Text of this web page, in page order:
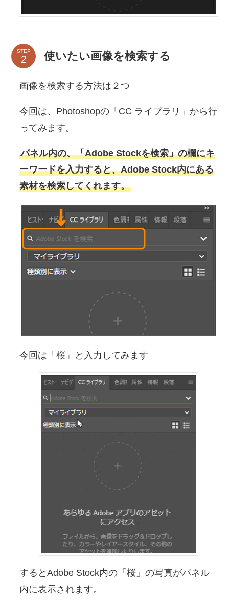
STEP 使いたい画像を検索する
画像を検索する方法は２つ
今回は、Photoshopの「CC ライブラリ」から行
ってみます。
パネル内の、「Adobe Stockを検索」の欄にキ
ーワードを入力すると、Adobe Stock内にある
素材を検索してくれます。
今回は「桜」と入力してみます
するとAdobe Stock内の「桜」の写真がパネル
内に表示されます。